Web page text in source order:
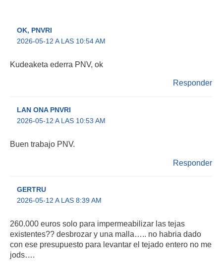
OK, PNVRI
2026-05-12 A LAS 10:54 AM
Kudeaketa ederra PNV, ok
Responder
LAN ONA PNVRI
2026-05-12 A LAS 10:53 AM
Buen trabajo PNV.
Responder
GERTRU
2026-05-12 A LAS 8:39 AM
260.000 euros solo para impermeabilizar las tejas
existentes?? desbrozar y una malla….. no habria dado
con ese presupuesto para levantar el tejado entero no me
jods….